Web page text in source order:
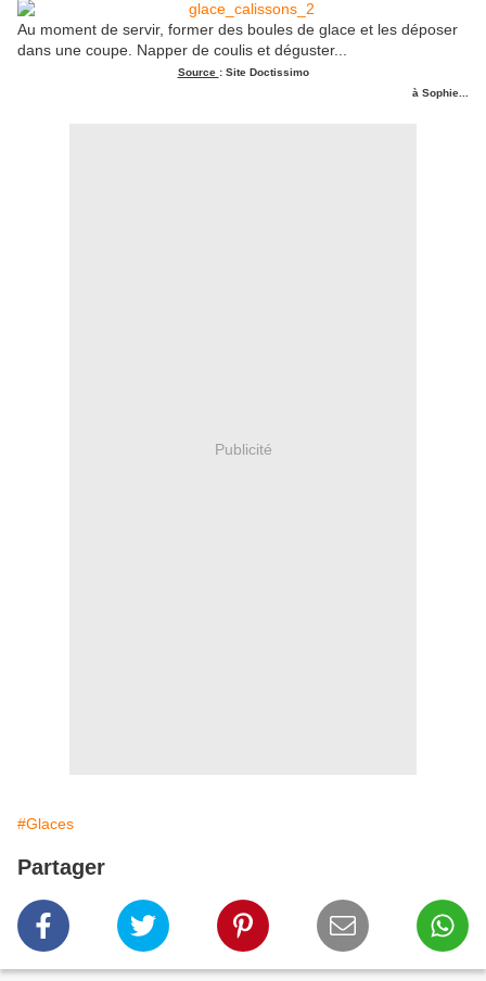
Au moment de servir, former des boules de glace et les déposer
dans une coupe. Napper de coulis et déguster...
Source : Site Doctissimo
à Sophie...
Publicité
#Glaces
Partager